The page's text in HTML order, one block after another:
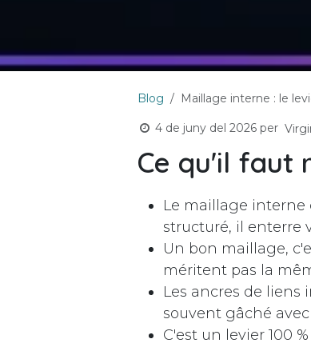
Blog Maillage interne : le
4 de juny del 2026 per
Ce qu'il faut
Le maillage interne
structuré, il enterre
Un bon maillage,
méritent pas la
Les ancres de
souvent gâché avec
C'est un levier 100